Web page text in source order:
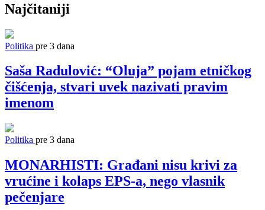
Najčitaniji
Politika pre 3 dana
Saša Radulović: “Oluja” pojam etničkog
čišćenja, stvari uvek nazivati pravim
imenom
Politika pre 3 dana
MONARHISTI: Građani nisu krivi za
vrućine i kolaps EPS-a, nego vlasnik
pečenjare